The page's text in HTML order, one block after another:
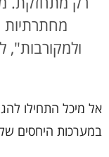
מחתרתיות
אל מיכל התחילו
במערכות היחסים